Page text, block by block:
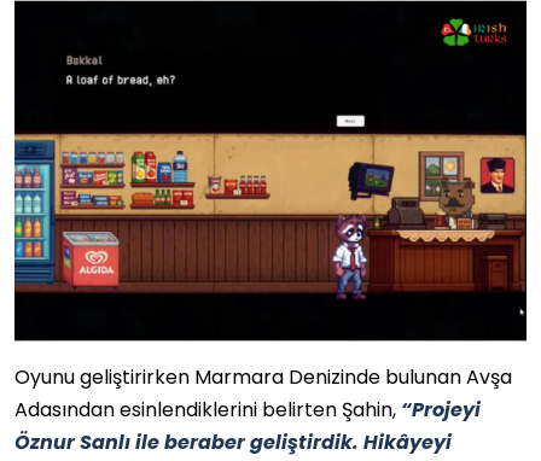
Oyunu geliştirirken Marmara Denizinde bulunan Avşa
Adasından esinlendiklerini belirten Şahin, “Projeyi
Öznur Sanlı ile beraber geliştirdik. Hikâyeyi